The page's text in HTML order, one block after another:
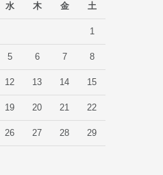
水 木 金 土
1
5 6 7 8
12 13 14 15
19 20 21 22
26 27 28 29